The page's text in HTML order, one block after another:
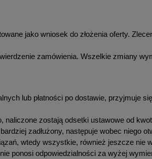
jako wniosek do złożenia oferty.
zamówienia. Wszelkie zmiany
lub płatności po dostawie, przyjmuje
naliczone zostają odsetki ustawowe od
zadłużony, następuje wobec niego
wtedy wszystkie, również jeszcze nie
ponosi odpowiedzialności za wyżej